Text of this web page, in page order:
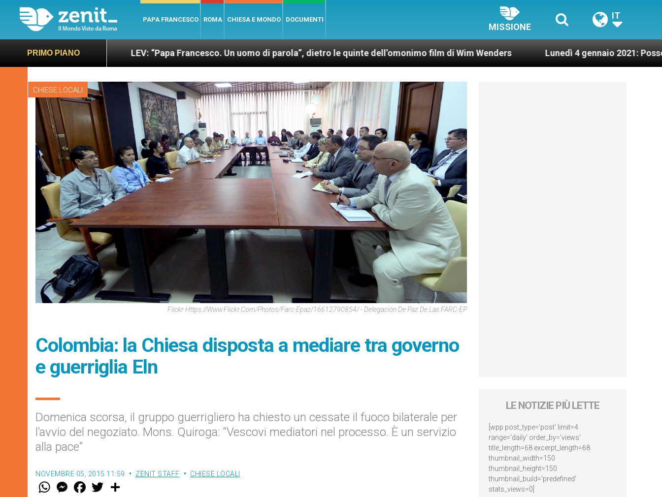
PAPA FRANCESCO ROMA CHIESA E MONDO DOCUMENTI
MISSIONE
IT
PRIMO PIANO
e giusto LEV: “Papa Francesco. Un uomo di parola”, dietro le quinte dell’omonimo film di Wim Wenders Lunedì 4 gennaio 2021: Possesso
CHIESE LOCALI
Flickr Https://www.flickr.com/photos/farc-Epaz/16612790854/ - Delegación De Paz De Las FARC-EP
Colombia: la Chiesa disposta a mediare tra governo
e guerriglia Eln
Domenica scorsa, il gruppo guerrigliero ha chiesto un cessate il fuoco bilaterale per
l’avvio del negoziato. Mons. Quiroga: “Vescovi mediatori nel processo. È un servizio
alla pace”
NOVEMBRE 05, 2015 11:59 ZENIT STAFF CHIESE LOCALI
W M
e
F
a w
LE NOTIZIE PIÙ LETTE
[wpp post_type='post' limit=4
range='daily' order_by='views'
title_length=68 excerpt_length=68
thumbnail_width=150
thumbnail_height=150
thumbnail_build='predefined'
stats_views=0]